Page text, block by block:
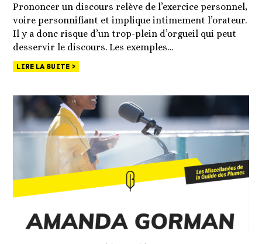
Prononcer un discours relève de l’exercice personnel,
voire personnifiant et implique intimement l’orateur.
Il y a donc risque d’un trop-plein d’orgueil qui peut
desservir le discours. Les exemples…
LIRE LA SUITE